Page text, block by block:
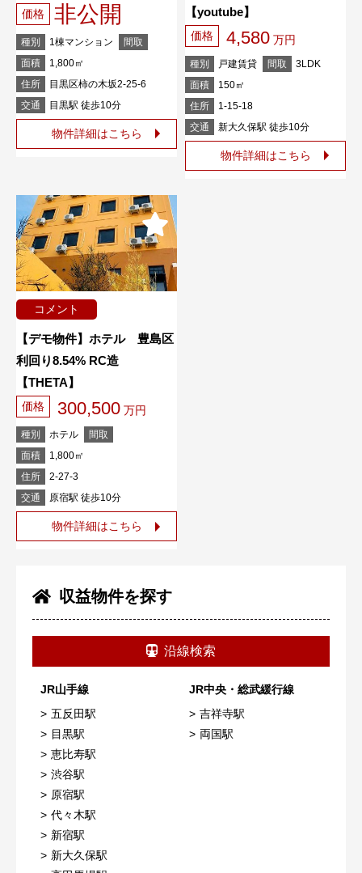
収益物件を探す
沿線検索
JR山手線
五反田駅
目黒駅
恵比寿駅
渋谷駅
原宿駅
代々木駅
新宿駅
新大久保駅
JR中央・総武緩行線
吉祥寺駅
両国駅
価格 非公開
種別 1棟マンション
間取
面積
1,800㎡
住所
目黒区柿の木坂2-25-6
交通
目黒駅 徒歩10分
物件詳細はこちら
【youtube】
価格 4,580 万円
種別 戸建賃貸 間取
3LDK
面積
150㎡
住所
1-15-18
交通
新大久保駅 徒歩10分
物件詳細はこちら
コメント
【デモ物件】ホテル 豊島区
利回り8.54% RC造
【THETA】
価格 300,500 万円
種別 ホテル
間取
面積
1,800㎡
住所
2-27-3
交通
原宿駅 徒歩10分
物件詳細はこちら